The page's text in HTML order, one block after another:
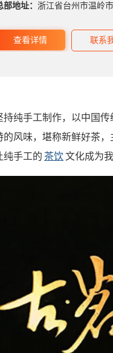
部地址： 浙江省台州市温岭
查看详情 联系
持纯手工制作，以中国
风味，堪称新鲜好茶
纯手工的 茶饮 文化成为